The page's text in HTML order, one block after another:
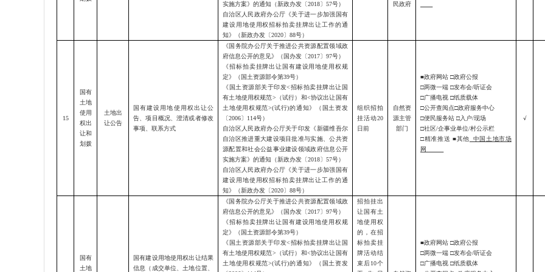
实施方案》的通知（新政办发〔2018〕57号）
自治区人民政府办公厅 《关于进一步加强国有
建设用地使用权招标拍卖挂牌出让工作的通
知》（新政办发〔2020〕88号）
民政府
15
国有
土地
使用
权出
让和
划拨
土地出
让公告
国有建设用地使用权出让公
告、项目概况、澄清或者修改
事项、联系方式
《国务院办公厅关于推进公共资源配置领域政
府信息公开的意见》（国办发〔2017〕97号）
《招标拍卖挂牌出让国有建设用地使用权规
定》（国土资源部令第39号）
《国土资源部关于印发<招标拍卖挂牌出让国
有土地使用权规范>（试行）和<协议出让国有
土地使用权规范>(试行)的通知》（国土资发
〔2006〕114号）
自治区人民政府办公厅关于印发 《新疆维吾尔
自治区推进重大建设项目批准与实施、公共资
源配置和社会公益事业建设领域政府信息公开
实施方案》的通知（新政办发〔2018〕57号）
自治区人民政府办公厅 《关于进一步加强国有
建设用地使用权招标拍卖挂牌出让工作的通
知》（新政办发〔2020〕88号）
组织招拍
挂活动20
日前
自然资
源主管
部门
■政府网站 □政府公报
□两微一端 □发布会/听证会
□广播电视 □纸质载体
□公开查阅点□政府服务中心
□便民服务站 □入户/现场
□社区/企事业单位/村公示栏
□精准推送 ■其他
中国土地市场
网
√
国有
土地
国有建设用地使用权出让结果
信息（成交单位、土地位置、
《国务院办公厅关于推进公共资源配置领域政
府信息公开的意见》（国办发〔2017〕97号）
《招标拍卖挂牌出让国有建设用地使用权规
定》（国土资源部令第39号）
《国土资源部关于印发<招标拍卖挂牌出让国
有土地使用权规范>（试行）和<协议出让国有
土地使用权规范>(试行)的通知》（国土资发
招拍挂出
让国有土
地使用权
的，在招
标拍卖挂
牌活动结
束后10个
■政府网站 □政府公报
□两微一端 □发布会/听证会
□广播电视 □纸质载体